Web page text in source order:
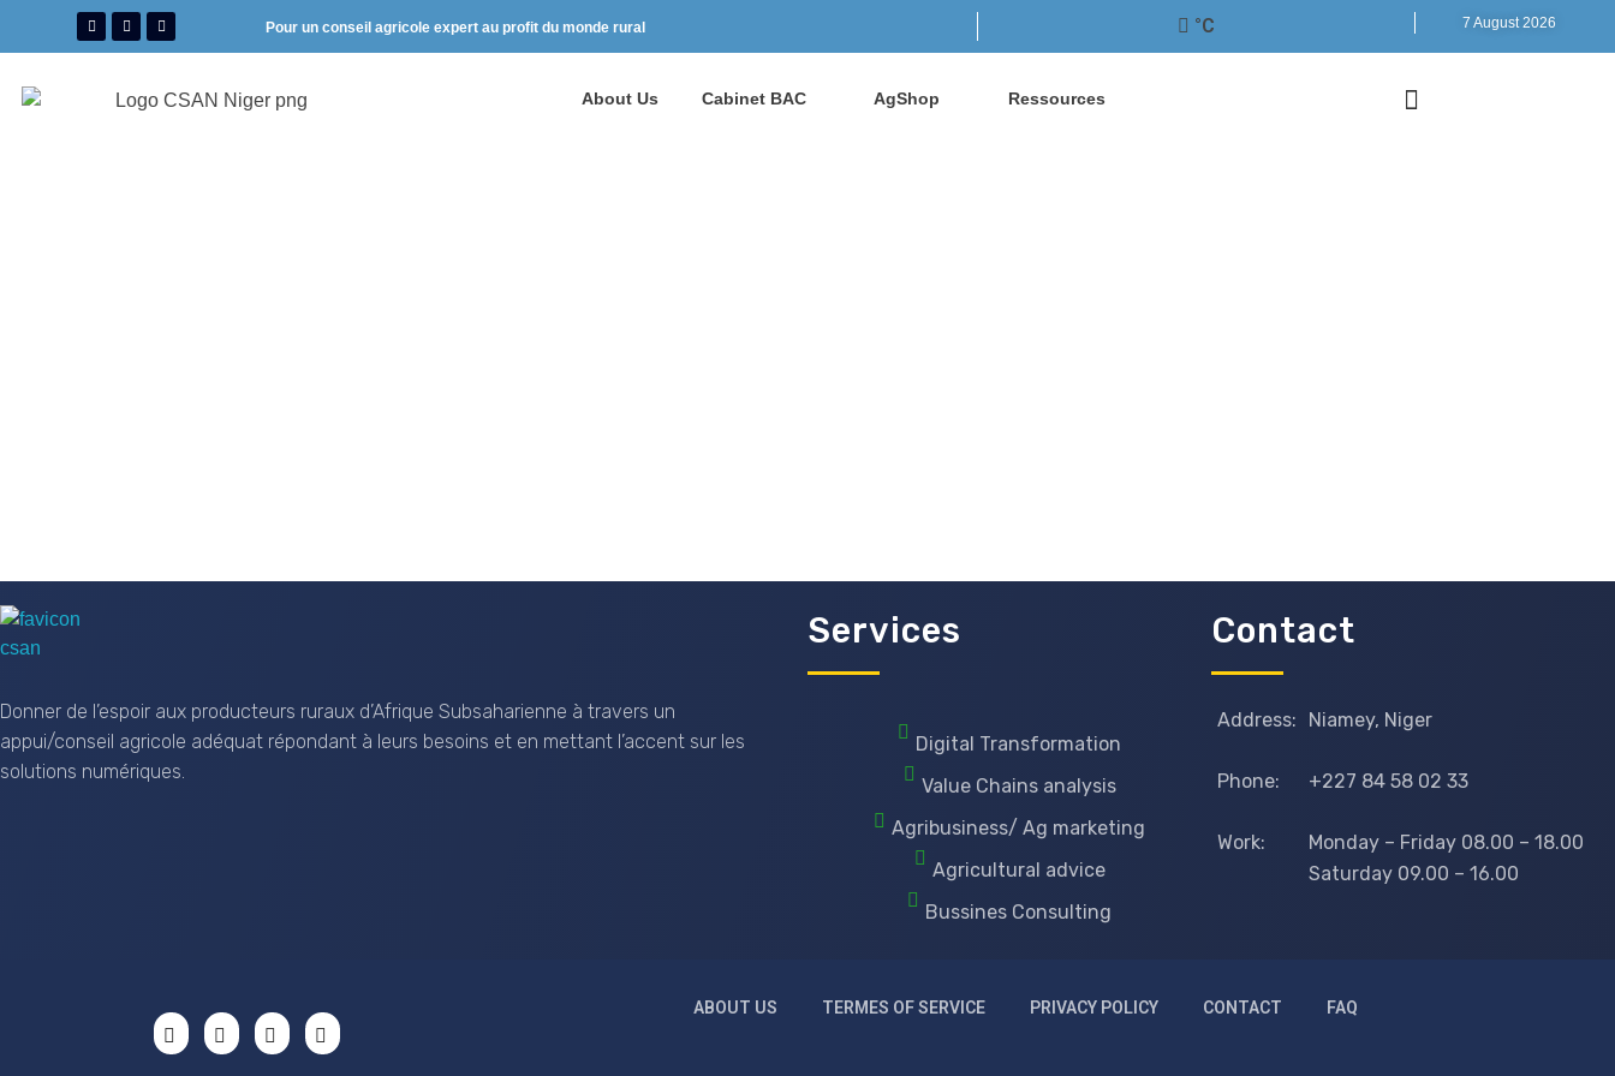
Pour un conseil agricole expert au profit du monde rural °C 7 August 2026
About Us Cabinet BAC AgShop Ressources
Donner de l’espoir aux producteurs ruraux d’Afrique Subsaharienne à travers un
appui/conseil agricole adéquat répondant à leurs besoins et en mettant l’accent sur les
solutions numériques.
Services
Digital Transformation
Value Chains analysis
Agribusiness/ Ag marketing
Agricultural advice
Bussines Consulting
Contact
Address: Niamey, Niger
Phone: +227 84 58 02 33
Work:
Monday – Friday 08.00 – 18.00
Saturday 09.00 – 16.00
ABOUT US TERMES OF SERVICE PRIVACY POLICY CONTACT FAQ